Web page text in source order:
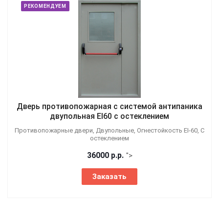
РЕКОМЕНДУЕМ
Дверь противопожарная с системой антипаника
двупольная EI60 с остеклением
Противопожарные двери, Двупольные, Огнестойкость EI-60, С
остеклением
36000 р.р. ">
Заказать